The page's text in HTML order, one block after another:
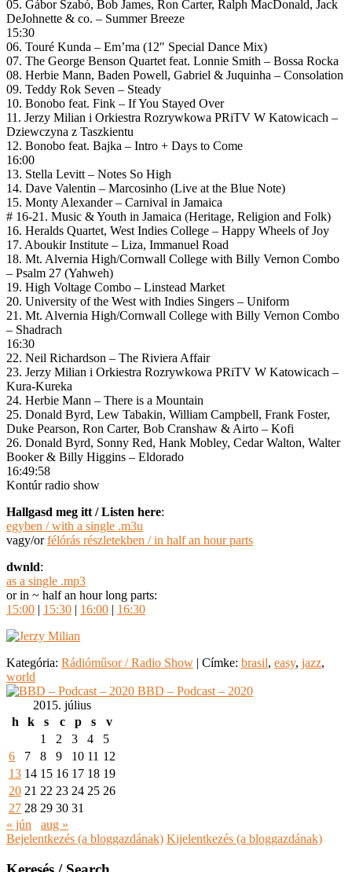
05. Gábor Szabó, Bob James, Ron Carter, Ralph MacDonald, Jack
DeJohnette & co. – Summer Breeze
15:30
06. Touré Kunda – Em’ma (12″ Special Dance Mix)
07. The George Benson Quartet feat. Lonnie Smith – Bossa Rocka
08. Herbie Mann, Baden Powell, Gabriel & Juquinha – Consolation
09. Teddy Rok Seven – Steady
10. Bonobo feat. Fink – If You Stayed Over
11. Jerzy Milian i Orkiestra Rozrywkowa PRiTV W Katowicach –
Dziewczyna z Taszkientu
12. Bonobo feat. Bajka – Intro + Days to Come
16:00
13. Stella Levitt – Notes So High
14. Dave Valentin – Marcosinho (Live at the Blue Note)
15. Monty Alexander – Carnival in Jamaica
# 16-21. Music & Youth in Jamaica (Heritage, Religion and Folk)
16. Heralds Quartet, West Indies College – Happy Wheels of Joy
17. Aboukir Institute – Liza, Immanuel Road
18. Mt. Alvernia High/Cornwall College with Billy Vernon Combo
– Psalm 27 (Yahweh)
19. High Voltage Combo – Linstead Market
20. University of the West with Indies Singers – Uniform
21. Mt. Alvernia High/Cornwall College with Billy Vernon Combo
– Shadrach
16:30
22. Neil Richardson – The Riviera Affair
23. Jerzy Milian i Orkiestra Rozrywkowa PRiTV W Katowicach –
Kura-Kureka
24. Herbie Mann – There is a Mountain
25. Donald Byrd, Lew Tabakin, William Campbell, Frank Foster,
Duke Pearson, Ron Carter, Bob Cranshaw & Airto – Kofi
26. Donald Byrd, Sonny Red, Hank Mobley, Cedar Walton, Walter
Booker & Billy Higgins – Eldorado
16:49:58
Kontúr radio show
Hallgasd meg itt / Listen here:
egyben / with a single .m3u
vagy/orfélórás részletekben / in half an hour parts
dwnld:
as a single .mp3
or in ~ half an hour long parts:
15:00 | 15:30 | 16:00 | 16:30
Kategória: Rádióműsor / Radio Show | Címke: brasil, easy, jazz,
world
BBD – Podcast – 2020
2015. július
h
k s c p s
v
1
2 3 4
5
6
7 8 9 10 11 12
13 14 15 16 17 18 19
20 21 22 23 24 25 26
27 28 29 30 31
« jún
aug »
Bejelentkezés (a bloggazdának) Kijelentkezés (a bloggazdának)